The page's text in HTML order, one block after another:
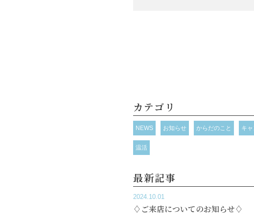
カテゴリ
NEWS お知らせ からだのこと キ
温活
最新記事
2024.10.01
♢ご来店についてのお知らせ♢